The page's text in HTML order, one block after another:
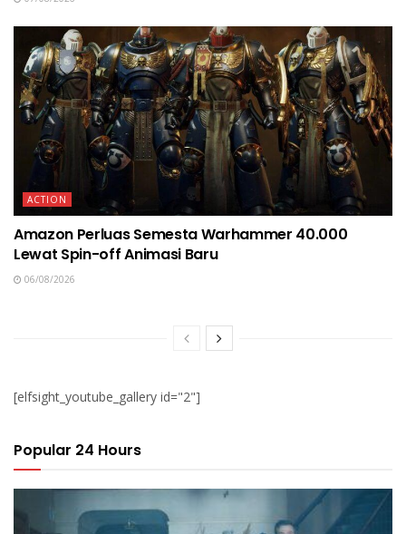
ACTION
Amazon Perluas Semesta Warhammer 40.000
Lewat Spin-off Animasi Baru
06/08/2026
[elfsight_youtube_gallery id="2"]
Popular 24 Hours